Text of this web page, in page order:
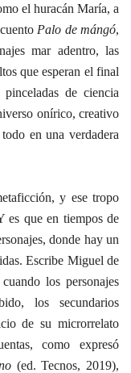
el huracán María, a
Palo de mángó,
mar adentro, las
que esperan el final
de ciencia
onírico, creativo
en una verdadera
y ese tropo
es que en tiempos de
donde hay un
Escribe Miguel de
los personajes
los secundarios
de su microrrelato
como expresó
(ed. Tecnos, 2019),